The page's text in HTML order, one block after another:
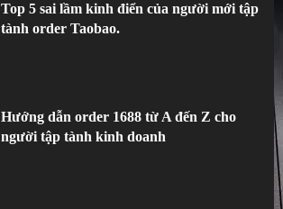
Hướng dẫn tự đặt hàng Taobao không qua
Top 5 sai lầm kinh điển của người mới tập
tành order Taobao.
Hướng dẫn order 1688 từ A đến Z cho
người tập tành kinh doanh